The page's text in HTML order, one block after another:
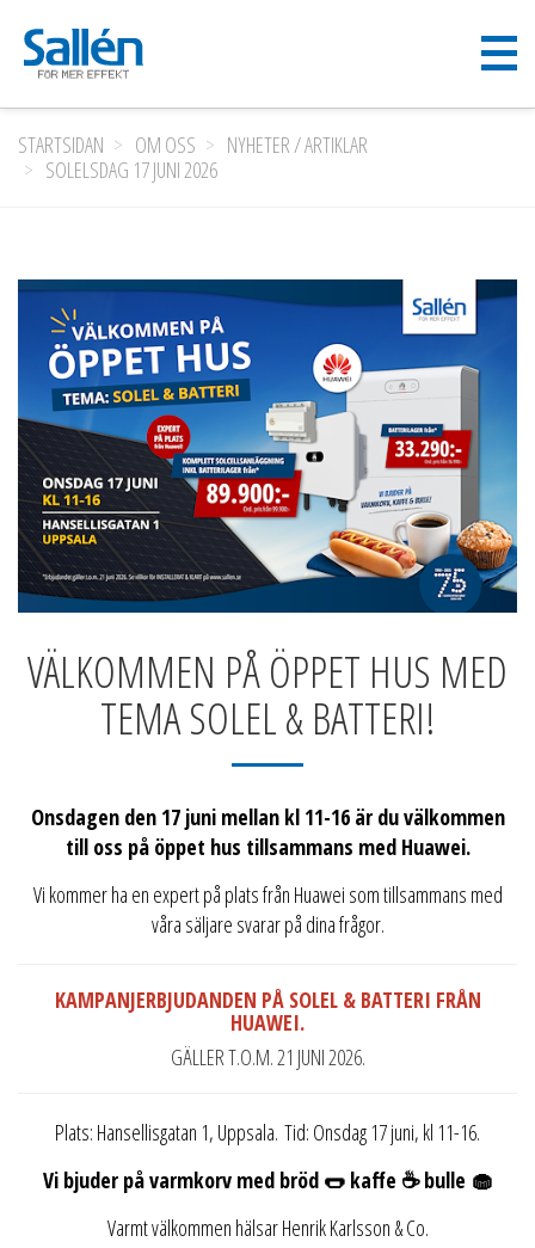
STARTSIDAN OM OSS
NYHETER / ARTIKLAR
SOLELSDAG 17 JUNI 2026
VÄLKOMMEN PÅ ÖPPET HUS MED
TEMA SOLEL & BATTERI!
Onsdagen den 17 juni mellan kl 11-16 är du välkommen
till oss på öppet hus tillsammans med Huawei.
Vi kommer ha en expert på plats från Huawei som tillsammans med
våra säljare svarar på dina frågor.
KAMPANJERBJUDANDEN PÅ SOLEL & BATTERI FRÅN
HUAWEI.
GÄLLER T.O.M. 21 JUNI 2026.
Plats: Hansellisgatan 1, Uppsala. Tid: Onsdag 17 juni, kl 11-16.
Vi bjuder på varmkorv med bröd 🌭 kaffe ☕ bulle 🧁
Varmt välkommen hälsar Henrik Karlsson & Co.